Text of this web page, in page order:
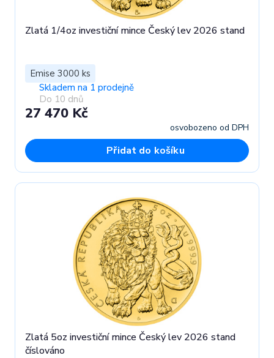
Zlatá 1/4oz investiční mince Český lev 2026 stand
Emise 3000 ks
Skladem na 1 prodejně
Do 10 dnů
27 470 Kč
osvobozeno od DPH
Přidat do košíku
Zlatá 5oz investiční mince Český lev 2026 stand
číslováno